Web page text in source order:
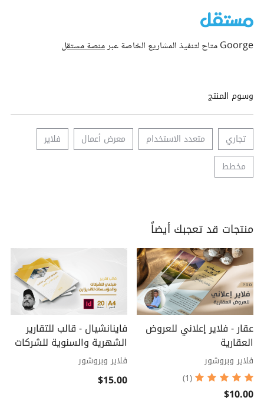
Goorge متاح لتنفيذ المشاريع الخاصة عبر منصة مستقل
وسوم المنتج
تجاري متعدد الاستخدام معرض أعمال
فلاير
مخطط
منتجات قد تعجبك أيضاً
عقار - فلاير إعلاني للعروض
العقارية
فلاير وبروشور
(1)
$10.00
فاينانشيال - قالب للتقارير
الشهرية والسنوية للشركات
فلاير وبروشور
$15.00